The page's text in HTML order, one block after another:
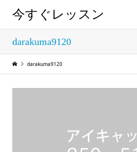
今すぐレッスン
darakuma9120
darakuma9120